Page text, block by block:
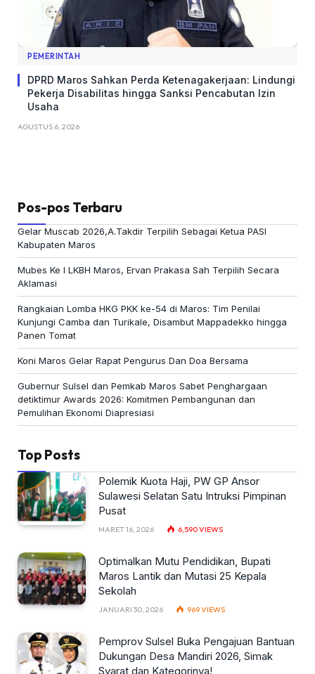
PEMERINTAH
DPRD Maros Sahkan Perda Ketenagakerjaan: Lindungi
Pekerja Disabilitas hingga Sanksi Pencabutan Izin
Usaha
AGUSTUS 6, 2026
Pos-pos Terbaru
Gelar Muscab 2026,A.Takdir Terpilih Sebagai Ketua PASI
Kabupaten Maros
Mubes Ke I LKBH Maros, Ervan Prakasa Sah Terpilih Secara
Aklamasi
Rangkaian Lomba HKG PKK ke-54 di Maros: Tim Penilai
Kunjungi Camba dan Turikale, Disambut Mappadekko hingga
Panen Tomat
Koni Maros Gelar Rapat Pengurus Dan Doa Bersama
Gubernur Sulsel dan Pemkab Maros Sabet Penghargaan
detiktimur Awards 2026: Komitmen Pembangunan dan
Pemulihan Ekonomi Diapresiasi
Top Posts
Polemik Kuota Haji, PW GP Ansor
Sulawesi Selatan Satu Intruksi Pimpinan
Pusat
MARET 16, 2026 6,590VIEWS
Optimalkan Mutu Pendidikan, Bupati
Maros Lantik dan Mutasi 25 Kepala
Sekolah
JANUARI 30, 2026 969VIEWS
Pemprov Sulsel Buka Pengajuan Bantuan
Dukungan Desa Mandiri 2026, Simak
Syarat dan Kategorinya!